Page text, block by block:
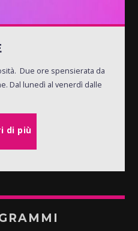
Due ore spensierata da
Dal lunedì al venerdì dalle
di più